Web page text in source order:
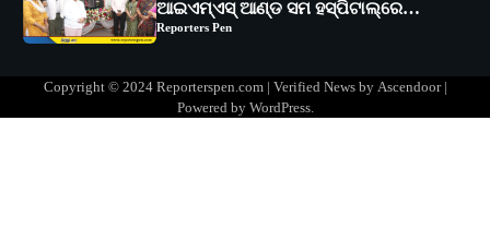
1
ସୋଆ ପକ୍ଷରୁ ରାୱେ କାର୍ଯ୍ୟକ୍ରମ ଅଧୀନରେ
2
ସୋଆର ୨୦ତମ ପ୍ରତିଷ୍ଠା ଦିବସରେ
Copyright © 2024 Reporterspen.com | Verified News by Ascendoor|
Powered by WordPress.